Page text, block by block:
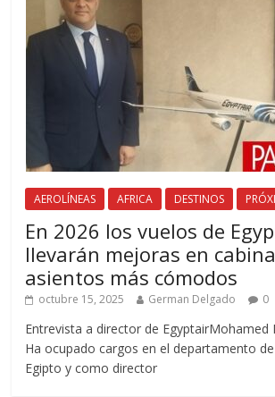
AEROLÍNEAS AFRICA DESTINOS
En 2026 los vuelos de
llevarán mejoras en
asientos más cómodos
octubre 15, 2025 German Delgado 0
Entrevista a director de EgyptairMohamed
Ha ocupado cargos en el departamento
Egipto y como director